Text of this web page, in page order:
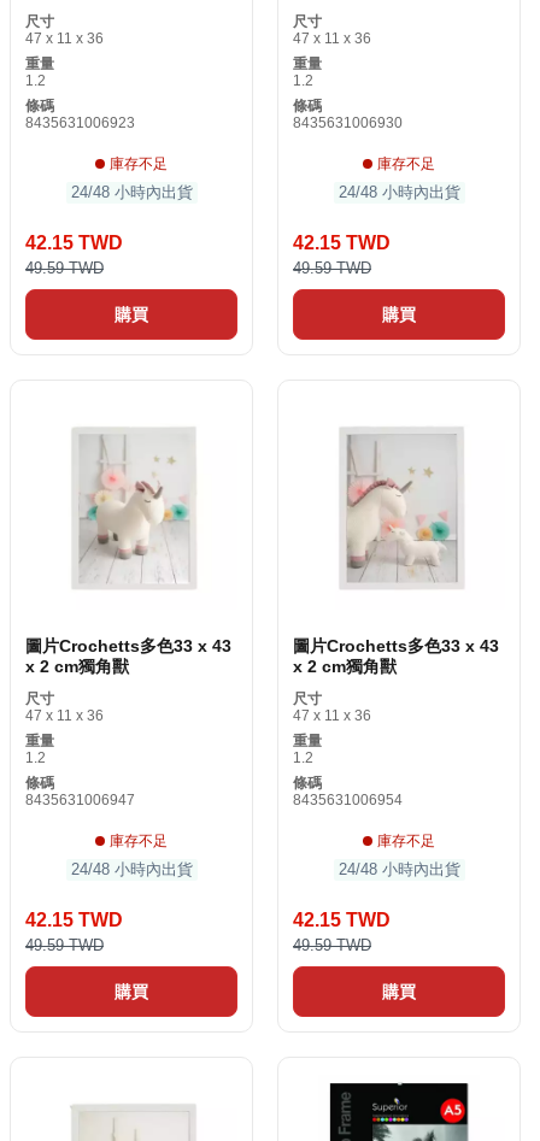
尺寸
47 x 11 x 36
重量
1.2
條碼
8435631006923
庫存不足
24/48 小時內出貨
42.15 TWD
49.59 TWD
購買
尺寸
47 x 11 x 36
重量
1.2
條碼
8435631006930
庫存不足
24/48 小時內出貨
42.15 TWD
49.59 TWD
購買
圖片Crochetts多色33 x 43
x 2 cm獨角獸
尺寸
47 x 11 x 36
重量
1.2
條碼
8435631006947
庫存不足
24/48 小時內出貨
42.15 TWD
49.59 TWD
購買
圖片Crochetts多色33 x 43
x 2 cm獨角獸
尺寸
47 x 11 x 36
重量
1.2
條碼
8435631006954
庫存不足
24/48 小時內出貨
42.15 TWD
49.59 TWD
購買